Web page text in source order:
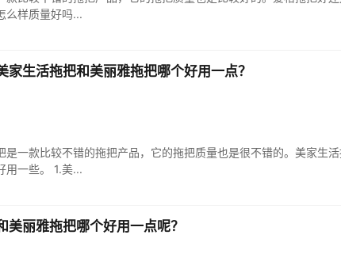
么样质量好吗...
生活拖把和美丽雅拖把哪个好用一点？
一款比较不错的拖把产品，它的拖把质量也是很不错的。美家生
用一些。 1.美...
丽雅拖把哪个好用一点呢？